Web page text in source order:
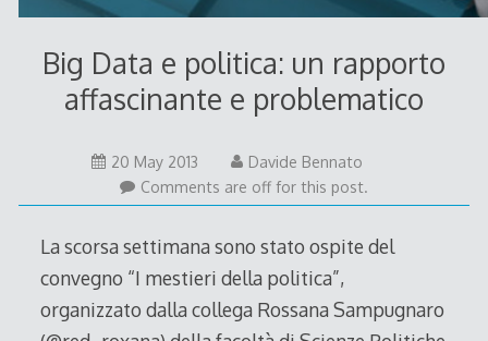
Big Data e politica: un rapporto
affascinante e problematico
20 May 2013
May
2013
Davide Bennato
Comments are off for this post.
La scorsa settimana sono stato ospite del
convegno “I mestieri della politica”,
organizzato dalla collega Rossana Sampugnaro